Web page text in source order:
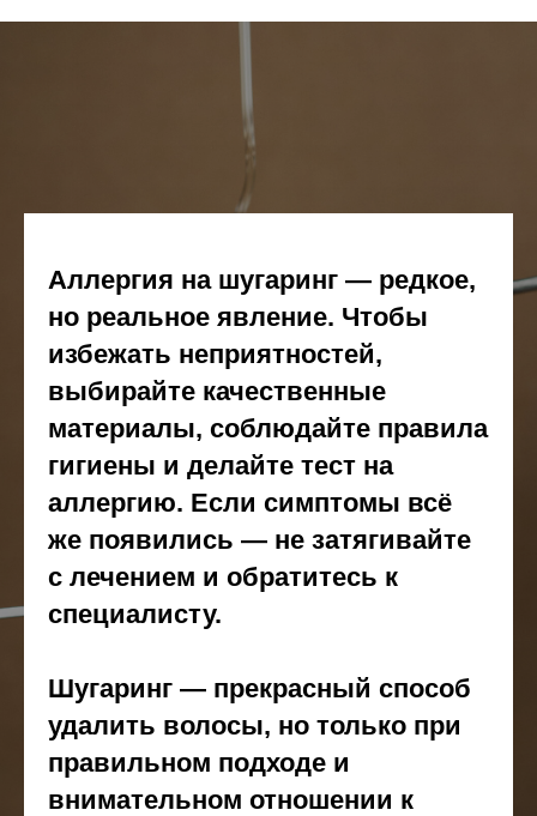
Аллергия на шугаринг — редкое,
но реальное явление. Чтобы
избежать неприятностей,
выбирайте качественные
материалы, соблюдайте правила
гигиены и делайте тест на
аллергию. Если симптомы всё
же появились — не затягивайте
с лечением и обратитесь к
специалисту.
Шугаринг — прекрасный способ
удалить волосы, но только при
правильном подходе и
внимательном отношении к